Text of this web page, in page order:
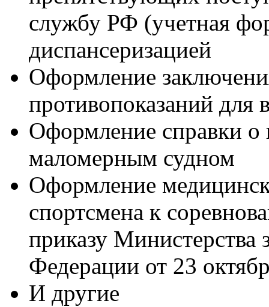
службу РФ (учетная
диспансеризацией
Оформление
противопоказаний для
Оформление справки о
маломерным судном
Оформление
спортсмена к
приказу Министерства
Федерации от 23
И другие